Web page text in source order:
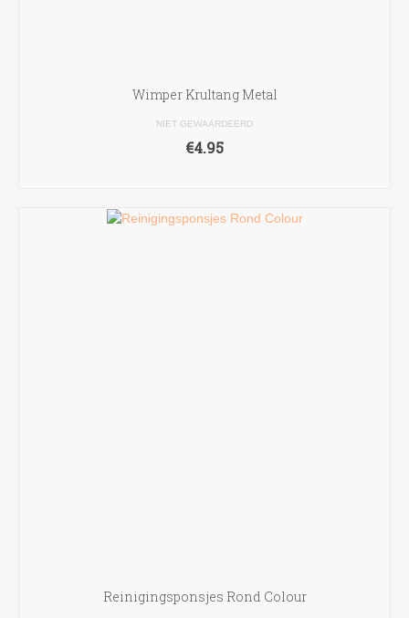
Wimper Krultang Metal
NIET GEWAARDEERD
€4.95
Reinigingsponsjes Rond Colour